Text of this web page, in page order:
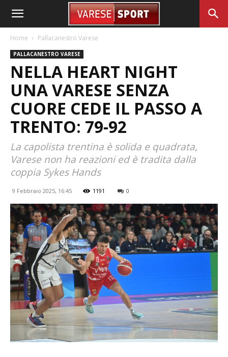
Home Pallacanestro Varese
PALLACANESTRO VARESE
NELLA HEART NIGHT
UNA VARESE SENZA
CUORE CEDE IL PASSO A
TRENTO: 79-92
La capolista trentina è solida e quadrata,
Varese non ha reazioni ed è tradita dalla
coppia Sykes Hands
9 Febbraio 2025, 16:45 1191 0